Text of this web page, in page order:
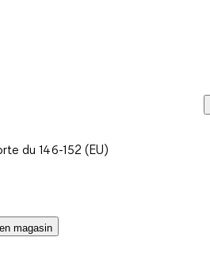
du 146-152 (EU)
magasin